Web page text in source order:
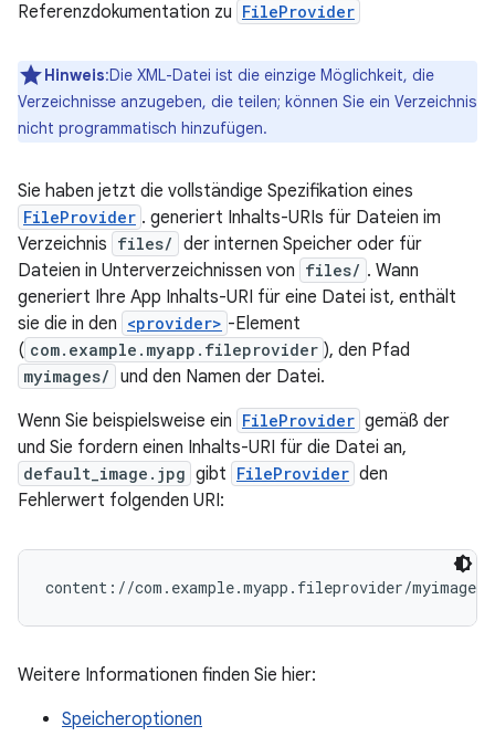
Referenzdokumentation zu FileProvider
Hinweis:Die XML-Datei ist die einzige Möglichkeit, die
Verzeichnisse anzugeben, die teilen; können Sie ein Verzeichnis
nicht programmatisch hinzufügen.
Sie haben jetzt die vollständige Spezifikation eines
FileProvider . generiert Inhalts-URIs für Dateien im
Verzeichnis files/ der internen Speicher oder für
Dateien in Unterverzeichnissen von files/ . Wann
generiert Ihre App Inhalts-URI für eine Datei ist, enthält
sie die in den <provider> -Element
( com.example.myapp.fileprovider ), den Pfad
myimages/ und den Namen der Datei.
Wenn Sie beispielsweise ein FileProvider gemäß der
und Sie fordern einen Inhalts-URI für die Datei an,
default_image.jpg gibt FileProvider den
Fehlerwert folgenden URI:
content://com.example.myapp.fileprovider/
Weitere Informationen finden Sie hier:
Speicheroptionen